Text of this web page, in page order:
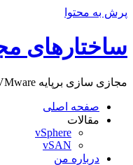
پرش به محتوا
ساختارهای
مجازی سازی برپایه VMware
صفحه اصلی
مقالات
vSphere
vSAN
درباره من